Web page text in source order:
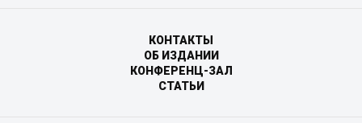
КОНТАКТЫ
ОБ ИЗДАНИИ
КОНФЕРЕНЦ-ЗАЛ
СТАТЬИ